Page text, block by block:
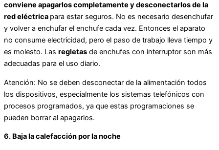
conviene apagarlos completamente y desconectarlos de la
red eléctrica para estar seguros. No es necesario desenchufar
y volver a enchufar el enchufe cada vez. Entonces el aparato
no consume electricidad, pero el paso de trabajo lleva tiempo y
es molesto. Las regletas de enchufes con interruptor son más
adecuadas para el uso diario.
Atención: No se deben desconectar de la alimentación todos
los dispositivos, especialmente los sistemas telefónicos con
procesos programados, ya que estas programaciones se
pueden borrar al apagarlos.
6. Baja la calefacción por la noche